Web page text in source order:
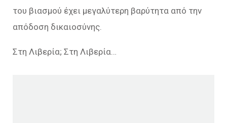
του βιασμού έχει μεγαλύτερη βαρύτητα από την
απόδοση δικαιοσύνης.
Στη Λιβερία; Στη Λιβερία…